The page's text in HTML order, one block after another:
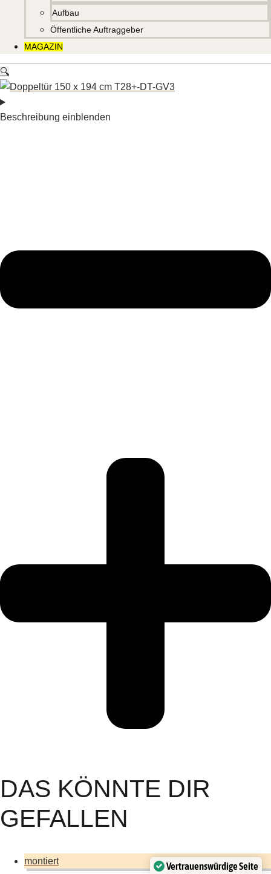
Aufbau
Öffentliche Auftraggeber
MAGAZIN
🔍
Beschreibung einblenden
DAS KÖNNTE DIR
GEFALLEN
montiert Vertrauenswürdige Seite